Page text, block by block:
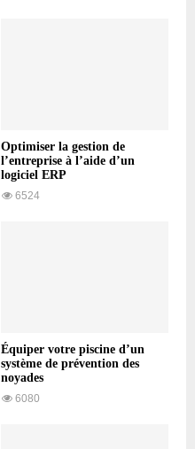
Optimiser la gestion de
l’entreprise à l’aide d’un
logiciel ERP
6524
Équiper votre piscine d’un
système de prévention des
noyades
6080